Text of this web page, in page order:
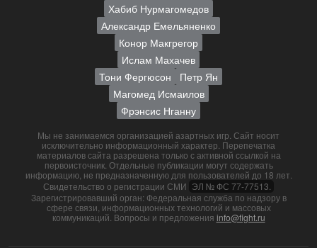
Хабиб Нурмагомедов
Александр Емельяненко
Конор Макгрегор
Ислам Махачев
Тони Фергюсон
Петр Ян
Магомед Исмаилов
Фрэнсис Нганну
Мы не занимаемся организацией азартных игр. Сайт носит
исключительно информационный характер. Перепечатка
материалов сайта разрешена только с активной ссылкой на
первоисточник. Отдельные публикации могут содержать
информацию, не предназначенную для пользователей до 18 лет.
Свидетельство о регистрации СМИ ЭЛ № ФС 77-77513.
Зарегистрировавший орган: Федеральная служба по надзору в
сфере связи, информационных технологий и массовых
коммуникаций. Вопросы и предложения info@fight.ru